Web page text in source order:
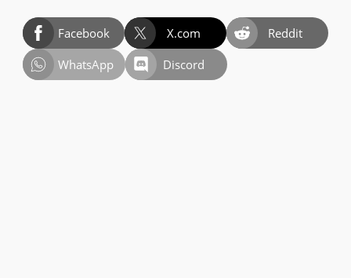
Facebook X.com
Reddit
WhatsApp
Discord